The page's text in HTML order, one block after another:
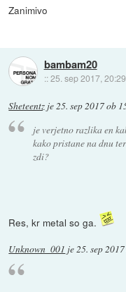
Zanimivo
bambam20
::25. sep 2017, 20:29
Sheteentz je25. sep 2017 ob
je verjetno razlika en
kako pristane na dnu
zdi?
Res, kr metal so ga.
Unknown_001 je25. sep